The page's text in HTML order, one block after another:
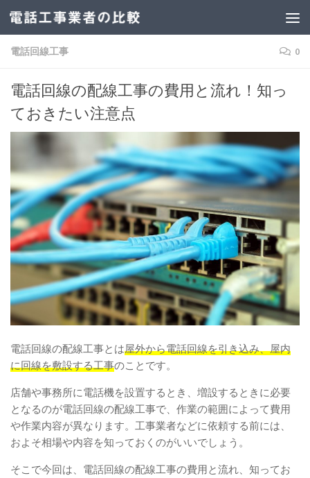
電話回線工事 0
電話回線の配線工事の費用と流れ！知っ
ておきたい注意点
電話回線の配線工事とは屋外から電話回線を引き込み、屋内
に回線を敷設する工事のことです。
店舗や事務所に電話機を設置するとき、増設するときに必要
となるのが電話回線の配線工事で、作業の範囲によって費用
や作業内容が異なります。工事業者などに依頼する前には、
およそ相場や内容を知っておくのがいいでしょう。
そこで今回は、電話回線の配線工事の費用と流れ、知ってお